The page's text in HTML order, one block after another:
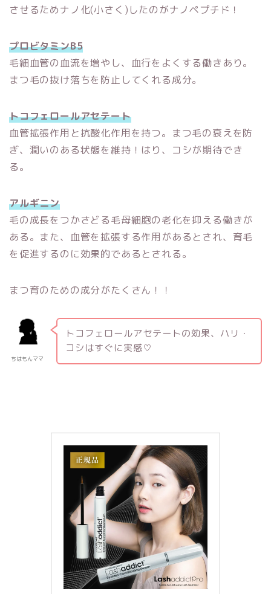
させるためナノ化(小さく)したのがナノペプチド！
プロビタミンB5
毛細血管の血流を増やし、血行をよくする働きあり。
まつ毛の抜け落ちを防止してくれる成分。
トコフェロールアセテート
血管拡張作用と抗酸化作用を持つ。まつ毛の衰えを防
ぎ、潤いのある状態を維持！はり、コシが期待でき
る。
アルギニン
毛の成長をつかさどる毛母細胞の老化を抑える働きが
ある。また、血管を拡張する作用があるとされ、育毛
を促進するのに効果的であるとされる。
まつ育のための成分がたくさん！！
ちはもんママ
トコフェロールアセテートの効果、ハリ・
コシはすぐに実感♡